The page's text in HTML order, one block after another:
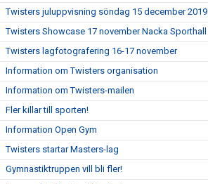
Twisters juluppvisning söndag 15 december 2019
Twisters Showcase 17 november Nacka Sporthall
Twisters lagfotografering 16-17 november
Information om Twisters organisation
Information om Twisters-mailen
Fler killar till sporten!
Information Open Gym
Twisters startar Masters-lag
Gymnastiktruppen vill bli fler!